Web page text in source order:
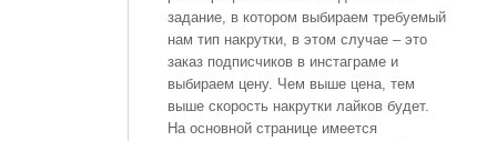
задание, в котором выбираем требуемый
нам тип накрутки, в этом случае – это
заказ подписчиков в инстаграме и
выбираем цену. Чем выше цена, тем
выше скорость накрутки лайков будет.
На основной странице имеется